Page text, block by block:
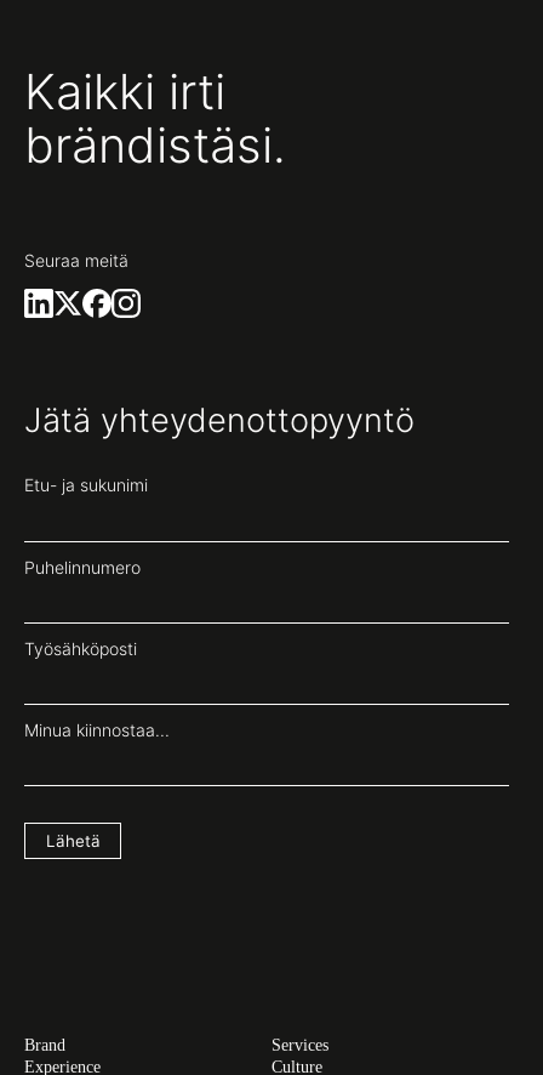
Kaikki irti
brändistäsi.
Seuraa meitä
Jätä yhteydenottopyyntö
Etu- ja sukunimi
Puhelinnumero
Työsähköposti
Minua kiinnostaa...
Lähetä
Brand
Experience
Services
Culture